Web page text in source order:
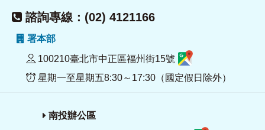
諮詢專線：(02) 4121166
署本部
100210臺北市中正區福州街15號
星期一至星期五8:30～17:30（國定假日除外）
南投辦公區